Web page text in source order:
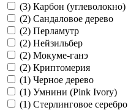
(3) Карбон (углеволокно)
(2) Сандаловое дерево
(2) Перламутр
(2) Нейзильбер
(2) Мокуме-ганэ
(2) Криптомерия
(1) Черное дерево
(1) Умнини (Pink Ivory)
(1) Стерлинговое серебро